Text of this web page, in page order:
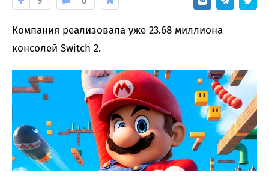
Компания реализовала уже 23.68 миллиона
консолей Switch 2.